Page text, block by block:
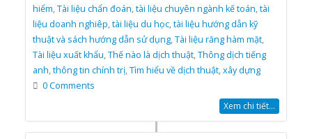
hiểm,Tài liệu chẩn đoán,tài liệu chuyên ngành kế toán,tài
liệu doanh nghiêp,tài liệu du học,tài liệu hướng dẫn kỹ
thuật và sách hướng dẫn sử dụng,Tài liệu răng hàm mặt,
Tài liệu xuất khẩu,Thế nào là dịch thuật,Thông dịch tiếng
anh,thông tin chính trị,Tìm hiểu về dịch thuật,xây dựng
0 Comments
Xem chi tiết...